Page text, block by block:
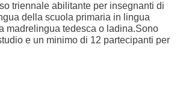
triennale abilitante per insegnanti di
della scuola primaria in lingua
madrelingua tedesca o ladina.Sono
e un minimo di 12 partecipanti per